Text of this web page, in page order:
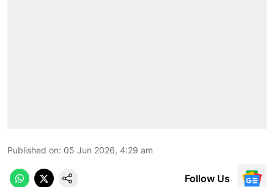
Published on: 05 Jun 2026, 4:29 am
Follow Us